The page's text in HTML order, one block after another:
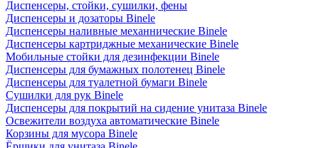
Диспенсеры, стойки, сушилки, фены
Диспенсеры и дозаторы Binele
Диспенсеры наливные механнические Binele
Диспенсеры картриджные механические Binele
Мобильные стойки для дезинфекции Binele
Диспенсеры для бумажных полотенец Binele
Диспенсеры для туалетной бумаги Binele
Сушилки для рук Binele
Диспенсеры для покрытий на сидение унитаза Binele
Освежители воздуха автоматические Binele
Корзины для мусора Binele